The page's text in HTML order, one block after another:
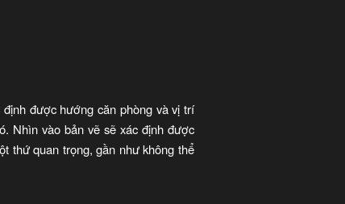
được hướng căn phòng và vị trí
Nhìn vào bản vẽ sẽ xác định được
thứ quan trọng, gần như không thể